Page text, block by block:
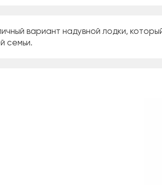
вариант надувной лодки,
семьи.